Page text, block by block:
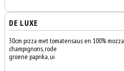
DE LUXE
30cm pizza met tomatensaus en 100%
champignons, rode
groene paprika, ui